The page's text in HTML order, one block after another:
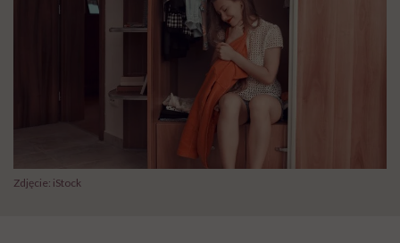
Zdjęcie: iStock